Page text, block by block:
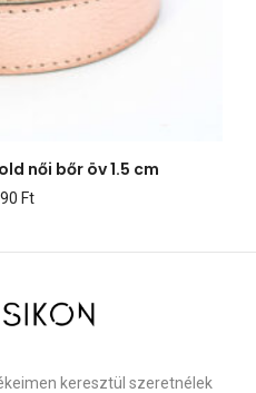
női bőr öv 1.5 cm
Ft
keresztül szeretnélek